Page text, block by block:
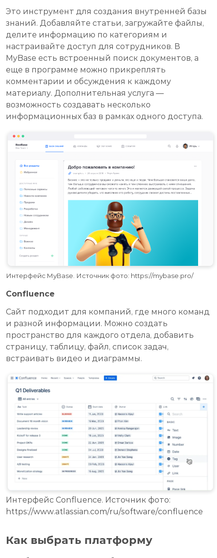
Это инструмент для создания внутренней базы
знаний. Добавляйте статьи, загружайте файлы,
делите информацию по категориям и
настраивайте доступ для сотрудников. В
MyBase есть встроенный поиск документов, а
еще в программе можно прикреплять
комментарии и обсуждения к каждому
материалу. Дополнительная услуга —
возможность создавать несколько
информационных баз в рамках одного доступа.
Интерфейс MyBase. Источник фото: https://mybase.pro/
Confluence
Сайт подходит для компаний, где много команд
и разной информации. Можно создать
пространство для каждого отдела, добавить
страницу, таблицу, файл, список задач,
встраивать видео и диаграммы.
Интерфейс Confluence. Источник фото:
https://www.atlassian.com/ru/software/confluence
Как выбрать платформу